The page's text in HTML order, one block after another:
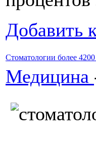
Добавить
Стоматологии более 4200
Медицина